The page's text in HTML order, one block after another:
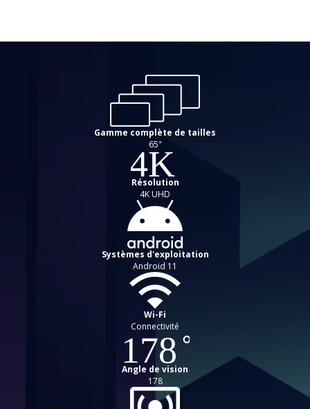
Gamme complète de tailles
65"
Résolution
4K UHD
Systèmes d'exploitation
Android 11
Wi-Fi
Connectivité
Angle de vision
178